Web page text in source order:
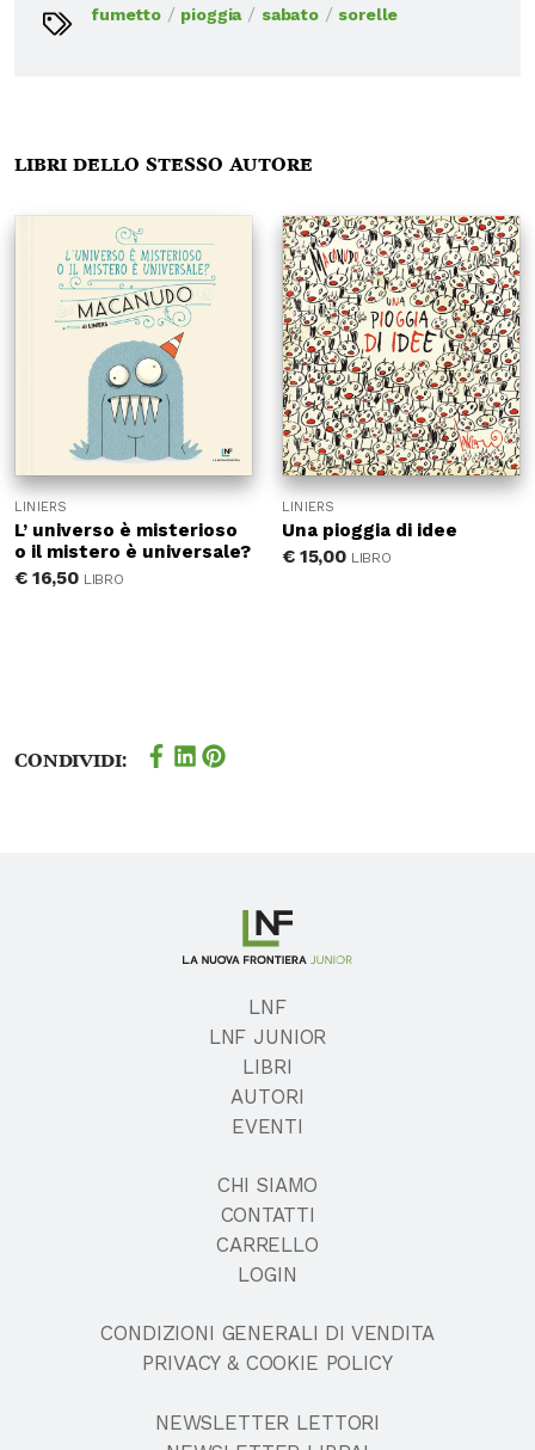
fumetto/ pioggia/ sabato/ sorelle
Libri dello stesso autore
LINIERS
L’ universo è misterioso
o il mistero è universale?
€16,50 LIBRO
LINIERS
Una pioggia di idee
€15,00 LIBRO
Condividi:
LNF
LNF JUNIOR
LIBRI
AUTORI
EVENTI
CHI SIAMO
CONTATTI
CARRELLO
LOGIN
CONDIZIONI GENERALI DI VENDITA
PRIVACY & COOKIE POLICY
NEWSLETTER LETTORI